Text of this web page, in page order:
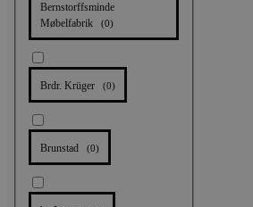
Bernstorffsminde
Møbelfabrik
(0)
Brdr. Krüger (0)
Brunstad (0)